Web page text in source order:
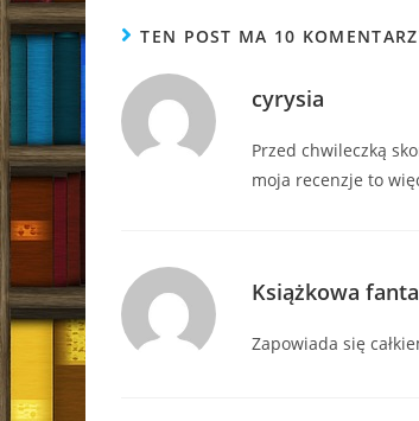
TEN POST MA 10
cyrysia
Przed chwileczką
moja recenzje to
Książkowa
Zapowiada się